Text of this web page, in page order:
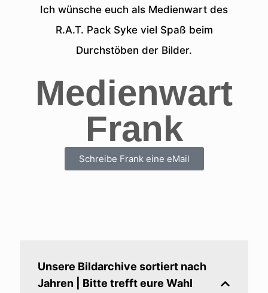
Ich wünsche euch als Medienwart des
R.A.T. Pack Syke viel Spaß beim
Durchstöben der Bilder.
Medienwart
Frank
Schreibe Frank eine eMail
Unsere Bildarchive sortiert nach
Jahren | Bitte trefft eure Wahl